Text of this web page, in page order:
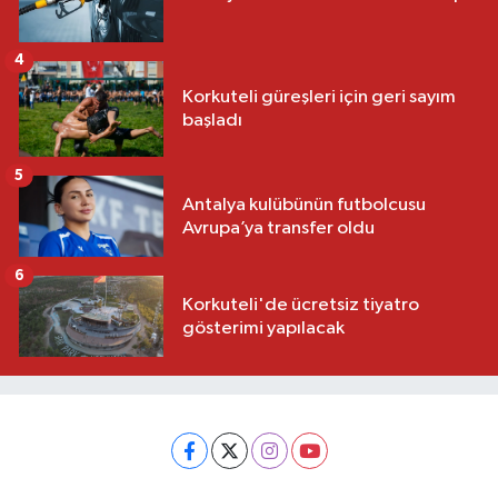
Korkuteli güreşleri için geri sayım
başladı
4
Antalya kulübünün futbolcusu
Avrupa’ya transfer oldu
5
Korkuteli'de ücretsiz tiyatro
gösterimi yapılacak
6